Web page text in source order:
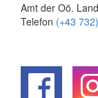
Amt der Oö.
Telefon (+43